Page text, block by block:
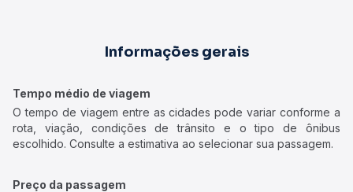
Informações gerais
Tempo médio de viagem
O tempo de viagem entre as cidades pode variar conforme a
rota, viação, condições de trânsito e o tipo de ônibus
escolhido. Consulte a estimativa ao selecionar sua passagem.
Preço da passagem